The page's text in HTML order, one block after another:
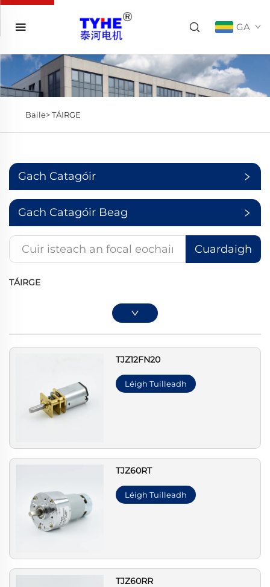
GA
Baile>TÁIRGE
Gach Catagóir
Gach Catagóir Beag
Cuardaigh
TÁIRGE
TJZ12FN20
Léigh Tuilleadh
TJZ60RT
Léigh Tuilleadh
TJZ60RR